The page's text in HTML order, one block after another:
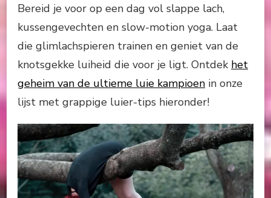
Bereid je voor op een dag vol slappe lach,
kussengevechten en slow-motion yoga. Laat
die glimlachspieren trainen en geniet van de
knotsgekke luiheid die voor je ligt. Ontdek het
geheim van de ultieme luie kampioen in onze
lijst met grappige luier-tips hieronder!